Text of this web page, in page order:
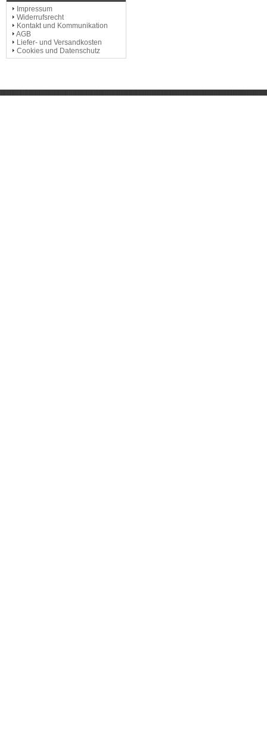
Impressum
Widerrufsrecht
Kontakt und Kommunikation
AGB
Liefer- und Versandkosten
Cookies und Datenschutz